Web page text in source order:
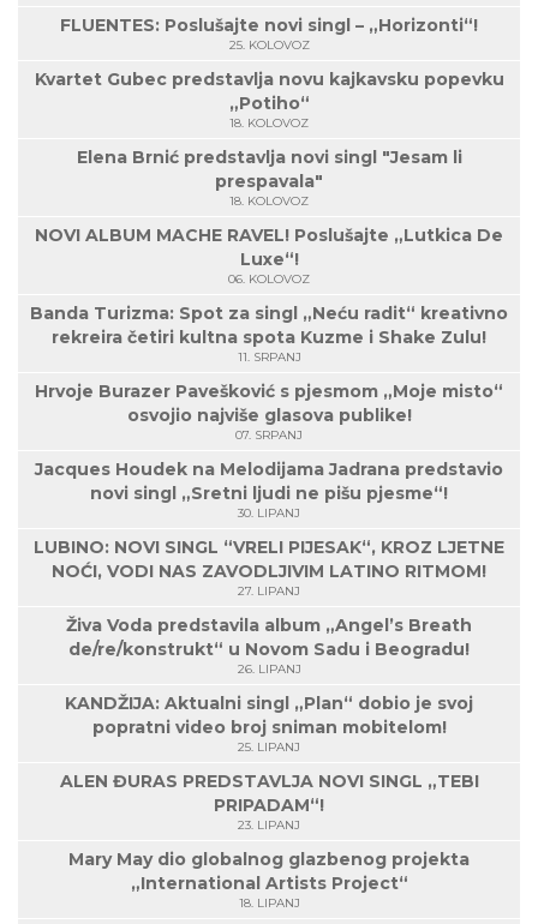
FLUENTES: Poslušajte novi singl – „Horizonti“!
25. KOLOVOZ
Kvartet Gubec predstavlja novu kajkavsku popevku
„Potiho“
18. KOLOVOZ
Elena Brnić predstavlja novi singl "Jesam li
prespavala"
18. KOLOVOZ
NOVI ALBUM MACHE RAVEL! Poslušajte „Lutkica De
Luxe“!
06. KOLOVOZ
Banda Turizma: Spot za singl „Neću radit“ kreativno
rekreira četiri kultna spota Kuzme i Shake Zulu!
11. SRPANJ
Hrvoje Burazer Pavešković s pjesmom „Moje misto“
osvojio najviše glasova publike!
07. SRPANJ
Jacques Houdek na Melodijama Jadrana predstavio
novi singl „Sretni ljudi ne pišu pjesme“!
30. LIPANJ
LUBINO: NOVI SINGL “VRELI PIJESAK“, KROZ LJETNE
NOĆI, VODI NAS ZAVODLJIVIM LATINO RITMOM!
27. LIPANJ
Živa Voda predstavila album „Angel’s Breath
de/re/konstrukt“ u Novom Sadu i Beogradu!
26. LIPANJ
KANDŽIJA: Aktualni singl „Plan“ dobio je svoj
popratni video broj sniman mobitelom!
25. LIPANJ
ALEN ĐURAS PREDSTAVLJA NOVI SINGL „TEBI
PRIPADAM“!
23. LIPANJ
Mary May dio globalnog glazbenog projekta
„International Artists Project“
18. LIPANJ